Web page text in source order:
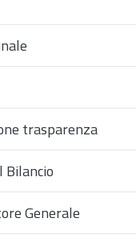
trasparenza
Bilancio
Generale